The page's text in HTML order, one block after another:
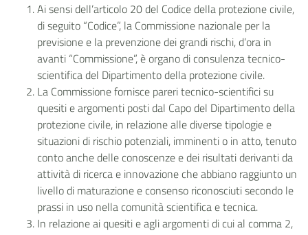
Ai sensi dell’articolo 20 del Codice della protezione civile,
di seguito “Codice”, la Commissione nazionale per la
previsione e la prevenzione dei grandi rischi, d’ora in
avanti “Commissione”, è organo di consulenza tecnico-
scientifica del Dipartimento della protezione civile.
La Commissione fornisce pareri tecnico-scientifici su
quesiti e argomenti posti dal Capo del Dipartimento della
protezione civile, in relazione alle diverse tipologie e
situazioni di rischio potenziali, imminenti o in atto, tenuto
conto anche delle conoscenze e dei risultati derivanti da
attività di ricerca e innovazione che abbiano raggiunto un
livello di maturazione e consenso riconosciuti secondo le
prassi in uso nella comunità scientifica e tecnica.
In relazione ai quesiti e agli argomenti di cui al comma 2,